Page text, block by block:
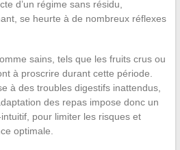
d’un régime sans résidu,
se heurte à de nombreux réflexes
sains, tels que les fruits crus ou
à proscrire durant cette période.
à des troubles digestifs inattendus,
des repas impose donc un
pour limiter les risques et
optimale.